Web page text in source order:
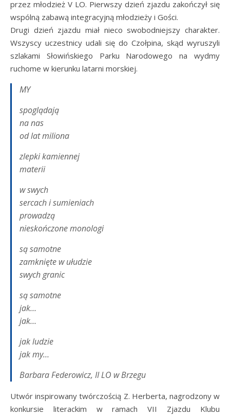
przez młodzież V LO. Pierwszy dzień zjazdu zakończył się
wspólną zabawą integracyjną młodzieży i Gości.
Drugi dzień zjazdu miał nieco swobodniejszy charakter.
Wszyscy uczestnicy udali się do Czołpina, skąd wyruszyli
szlakami Słowińskiego Parku Narodowego na wydmy
ruchome w kierunku latarni morskiej.
MY
spoglądają
na nas
od lat miliona
zlepki kamiennej
materii
w swych
sercach i sumieniach
prowadzą
nieskończone monologi
są samotne
zamknięte w ułudzie
swych granic
są samotne
jak…
jak…
jak ludzie
jak my…
Barbara Federowicz, II LO w Brzegu
Utwór inspirowany twórczością Z. Herberta, nagrodzony w
konkursie literackim w ramach VII Zjazdu Klubu